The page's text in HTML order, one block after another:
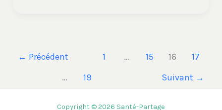
← Précédent 1 … 15 16
17
…
19 Suivant →
Copyright © 2026 Santé-Partage